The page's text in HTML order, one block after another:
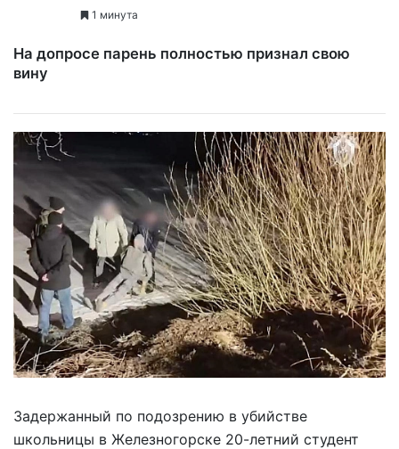
1 минута
На допросе парень полностью признал свою
вину
Задержанный по подозрению в убийстве
школьницы в Железногорске 20-летний студент